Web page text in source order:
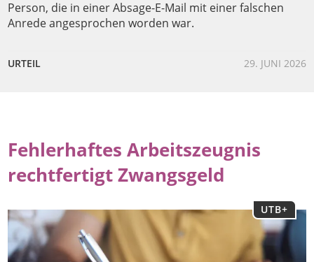
Person, die in einer Absage-E-Mail mit einer falschen
Anrede angesprochen worden war.
URTEIL 29. JUNI 2026
Fehlerhaftes Arbeitszeugnis
rechtfertigt Zwangsgeld
UTB+